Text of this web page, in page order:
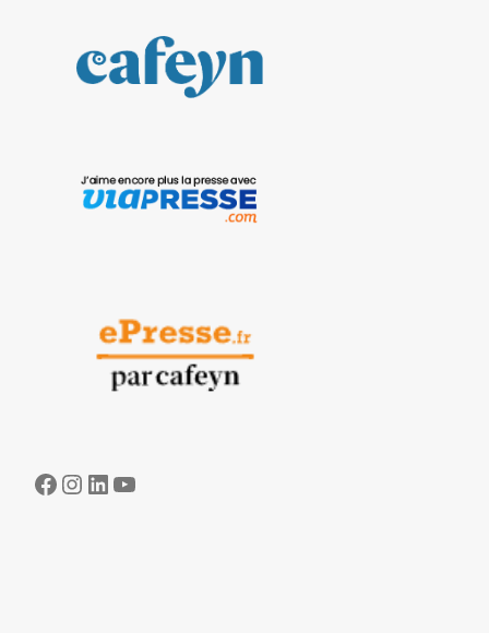
Facebook
Instagram
LinkedIn
YouTube